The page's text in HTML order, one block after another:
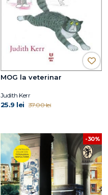
MOG la veterinar
Judith Kerr
25.9 lei 37.00 lei
-30%